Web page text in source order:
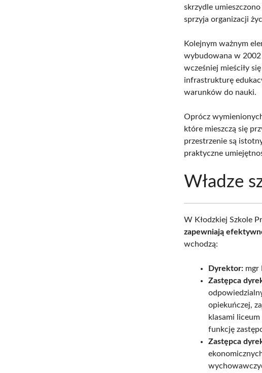
skrzydle
sprzyja organizacji
Kolejnym ważnym
wybudowana w
wcześniej mieściły
infrastrukturę
warunków do nauki.
Oprócz
które mieszczą się
przestrzenie są
praktyczne
Władze
W Kłodzkiej Szkole
zapewniają
wchodzą:
Dyrektor: mgr
Zastępca
opiekuńczej,
klasami
funkcję
Zastępca